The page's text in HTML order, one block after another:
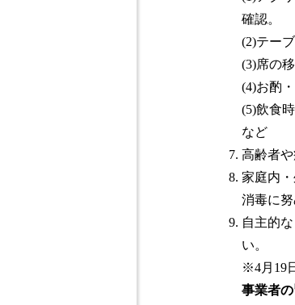
確認。
(2)テー
(3)席の
(4)お酌
(5)飲食
など
高齢者
家庭内
消毒に
自主的
い。
※4月19
事業者